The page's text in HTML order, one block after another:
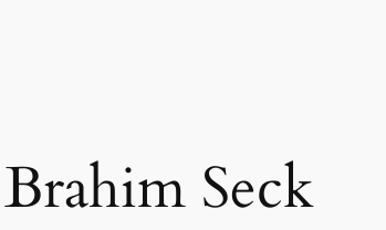
Brahim Seck